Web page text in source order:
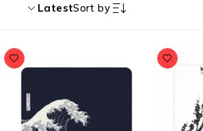
Sort by
Latest